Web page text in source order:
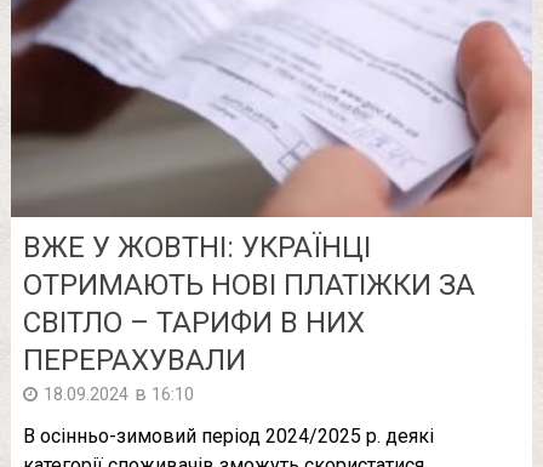
ВЖЕ У ЖОВТНІ: УКРАЇНЦІ
ОТРИМАЮТЬ НОВІ ПЛАТІЖКИ ЗА
СВІТЛО – ТАРИФИ В НИХ
ПЕРЕРАХУВАЛИ
18.09.2024 в 16:10
В осінньо-зимовий період 2024/2025 р. деякі